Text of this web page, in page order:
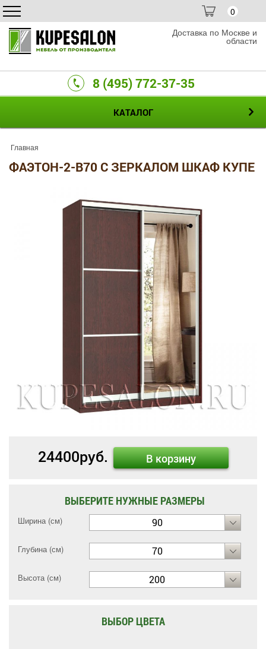
0
Доставка по Москве и
области
8 (495) 772-37-35
КАТАЛОГ
Главная
ФАЭТОН-2-B70 С ЗЕРКАЛОМ ШКАФ КУПЕ
24400руб. В корзину
ВЫБЕРИТЕ НУЖНЫЕ РАЗМЕРЫ
Ширина (см) 90
Глубина (см) 70
Высота (см) 200
ВЫБОР ЦВЕТА